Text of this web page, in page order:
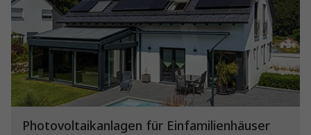
Photovoltaikanlagen für Einfamilienhäuser